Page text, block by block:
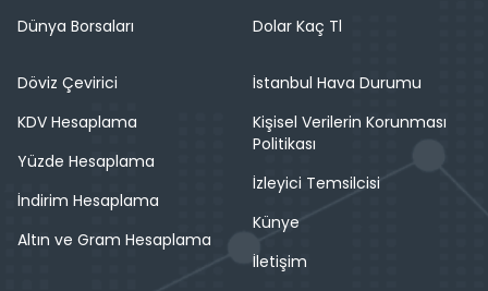
Dünya Borsaları
Dolar Kaç Tl
Döviz Çevirici
KDV Hesaplama
Yüzde Hesaplama
İndirim Hesaplama
Altın ve Gram Hesaplama
İstanbul Hava Durumu
Kişisel Verilerin Korunması
Politikası
İzleyici Temsilcisi
Künye
İletişim